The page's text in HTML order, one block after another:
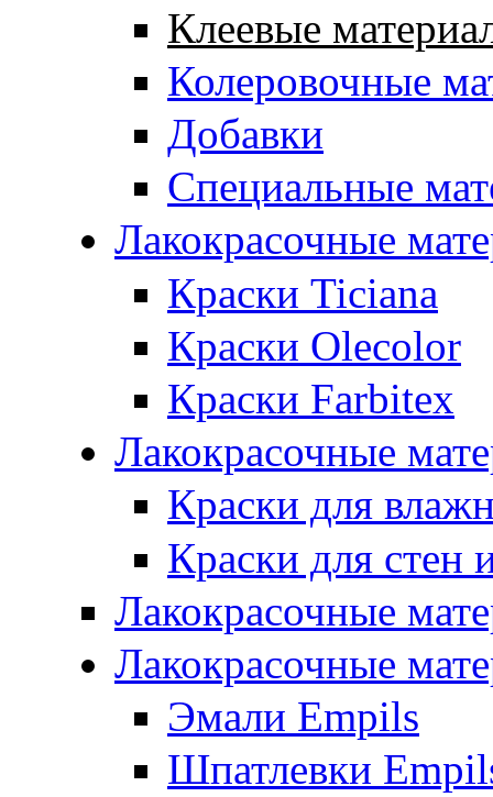
Клеевые
Колеровочные
Добавки
Специальные
Лакокрасочные
Краски Ticiana
Краски Olecolor
Краски Farbitex
Лакокрасочные
Краски для
Краски для стен
Лакокрасочные
Лакокрасочные
Эмали Empils
Шпатлевки